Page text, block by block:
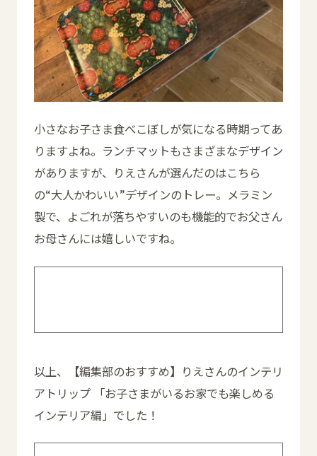
小さなお子さま食べこぼしが気になる時期ってあ
りますよね。ランチマットもさまざまなデザイン
がありますが、りえさんが選んだのはこちら
の“大人かわいい”デザインのトレー。メラミン
製で、よごれが落ちやすいのも機能的でお父さん
お母さんには嬉しいですね。
以上、【編集部のおすすめ】りえさんのインテリ
アトリップ 「お子さまがいるお家でも楽しめる
インテリア編」でした！